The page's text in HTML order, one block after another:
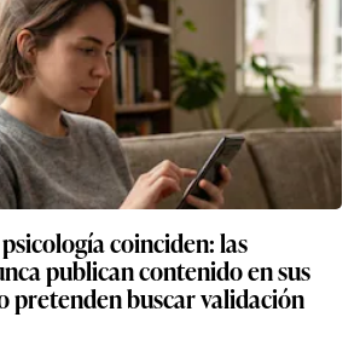
coinciden: las
publican contenido en sus
pretenden buscar validación